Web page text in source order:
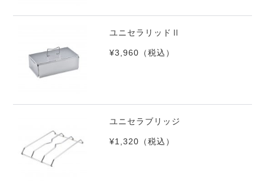
ユニセラリッドⅡ
¥3,960 （税込）
ユニセラブリッジ
¥1,320 （税込）